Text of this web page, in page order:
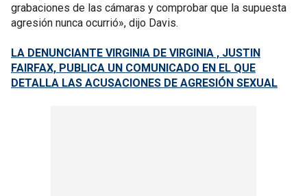
grabaciones de las cámaras y comprobar que la supuesta
agresión nunca ocurrió», dijo Davis.
LA DENUNCIANTE VIRGINIA DE VIRGINIA , JUSTIN
FAIRFAX, PUBLICA UN COMUNICADO EN EL QUE
DETALLA LAS ACUSACIONES DE AGRESIÓN SEXUAL